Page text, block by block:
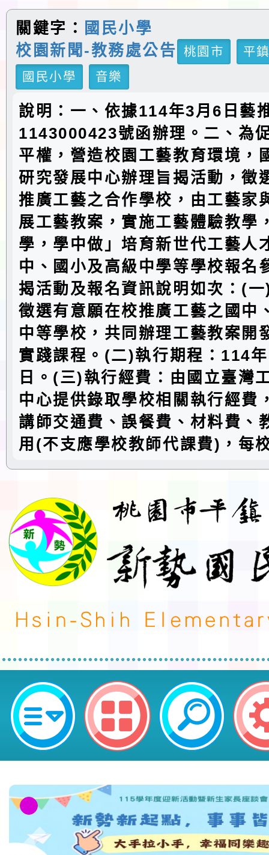
關鍵字：
國民小學
校園新聞-教務處公告
桃園市
平
國民小學
音樂
說明：一、依據114年3月6日藝
1143000423號函辦理。二、為
平權，營造校園工藝教育環境，
研究發展中心辦理旨揭活動，徵
推廣工藝之合作學校，由工藝家
展工藝教案，實施工藝體驗教學
學，學中做」培育新世代工藝人
中、國小及高級中學等學校報名
揭活動及報名資訊說明如次：(
徵選有意願在校推廣工藝之國中
中等學校，共同辦理工藝教案開
實踐課程。(二)執行期程：114
日。(三)執行經費：由國立臺灣
中心提供錄取學校相關執行經費
講師交通費、誤餐費、材料費、
用(不支應學校教師代課費)，每
neilctes網站設計者：徐嘉裕